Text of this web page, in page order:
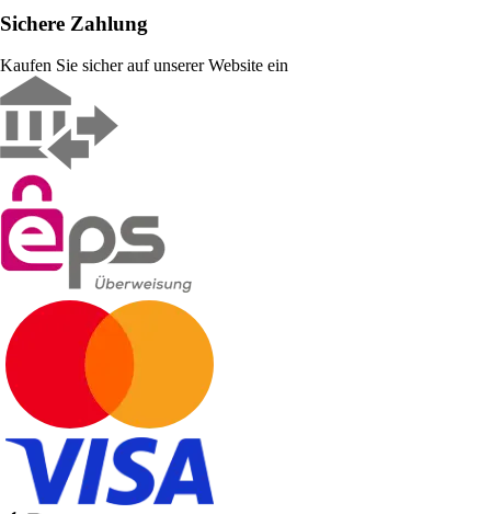
Sichere Zahlung
Kaufen Sie sicher auf unserer Website ein